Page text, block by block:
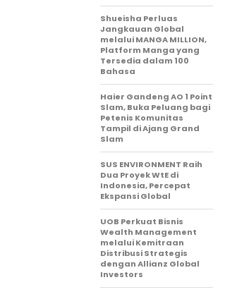
Shueisha Perluas
Jangkauan Global
melalui MANGA MILLION,
Platform Manga yang
Tersedia dalam 100
Bahasa
Haier Gandeng AO 1 Point
Slam, Buka Peluang bagi
Petenis Komunitas
Tampil di Ajang Grand
Slam
SUS ENVIRONMENT Raih
Dua Proyek WtE di
Indonesia, Percepat
Ekspansi Global
UOB Perkuat Bisnis
Wealth Management
melalui Kemitraan
Distribusi Strategis
dengan Allianz Global
Investors